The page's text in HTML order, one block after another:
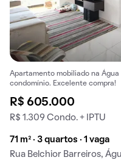
Apartamento mobiliado na
condomínio. Excelente compra!
R$ 605.000
R$ 1.309 Condo. + IPTU
71 m² · 3 quartos · 1 vaga
Rua Belchior Barreiros,